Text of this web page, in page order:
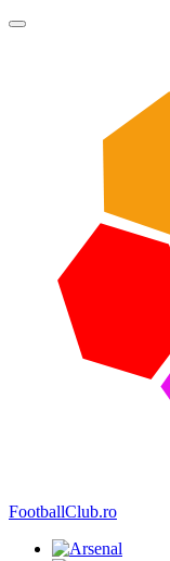
FootballClub.ro